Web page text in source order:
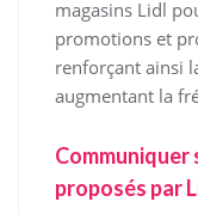
magasins Lidl
promotions et
renforçant ainsi
augmentant la
proposés par